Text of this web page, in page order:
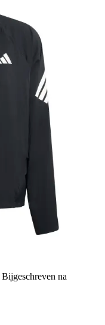
Bijgeschreven na